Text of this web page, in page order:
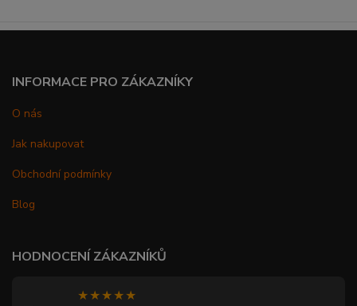
INFORMACE PRO ZÁKAZNÍKY
O nás
Jak nakupovat
Obchodní podmínky
Blog
HODNOCENÍ ZÁKAZNÍKŮ
★★★★★